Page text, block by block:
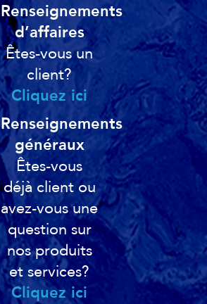
Renseignements
d’affaires
Êtes-vous un
client?
Cliquez ici
Renseignements
généraux
Êtes-vous
déjà client ou
avez-vous une
question sur
nos produits
et services?
Cliquez ici